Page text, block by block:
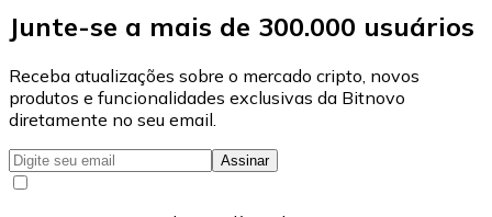
Junte-se a mais de 300.000 usuários
Receba atualizações sobre o mercado cripto, novos
produtos e funcionalidades exclusivas da Bitnovo
diretamente no seu email.
Assinar